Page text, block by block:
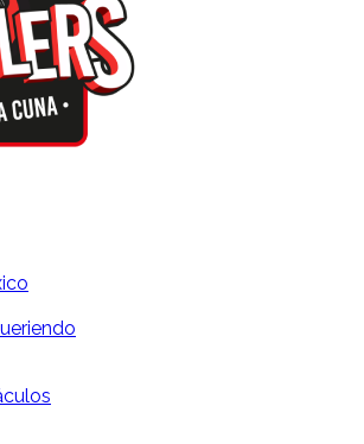
sobre series, película, reality shows y